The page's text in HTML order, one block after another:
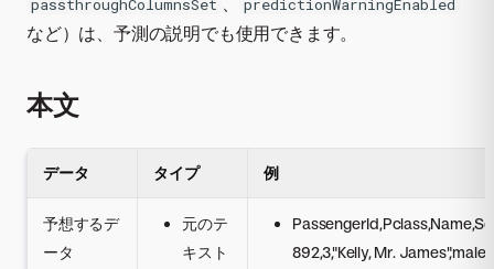
など）は、予測の説明でも使用できます。
本文
データ タイプ 例
予想するデ
ータ
元のテ
キスト
892,3,"Kelly, Mr.